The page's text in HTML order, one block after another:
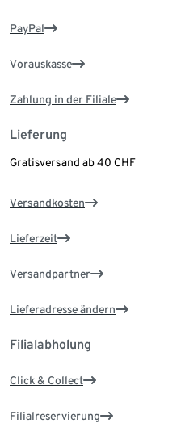
PayPal
Vorauskasse
Zahlung in der Filiale
Lieferung
Gratisversand ab 40 CHF
Versandkosten
Lieferzeit
Versandpartner
Lieferadresse ändern
Filialabholung
Click & Collect
Filialreservierung